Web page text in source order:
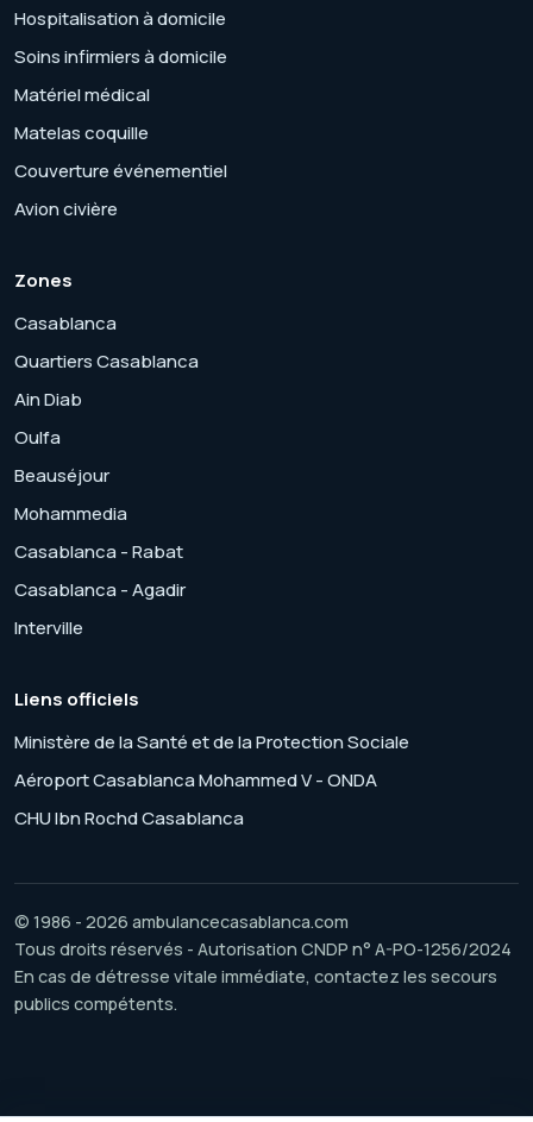
Hospitalisation à domicile
Soins infirmiers à domicile
Matériel médical
Matelas coquille
Couverture événementiel
Avion civière
Zones
Casablanca
Quartiers Casablanca
Ain Diab
Oulfa
Beauséjour
Mohammedia
Casablanca - Rabat
Casablanca - Agadir
Interville
Liens officiels
Ministère de la Santé et de la Protection Sociale
Aéroport Casablanca Mohammed V - ONDA
CHU Ibn Rochd Casablanca
© 1986 - 2026 ambulancecasablanca.com
Tous droits réservés - Autorisation CNDP n° A-PO-1256/2024
En cas de détresse vitale immédiate, contactez les secours
publics compétents.